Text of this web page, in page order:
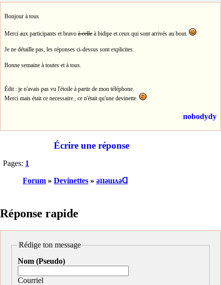
Bonjour à tous
Merci aux participants et bravo à celle à bidipe et ceux qui sont arrivés au bout.
Je ne détaille pas, les réponses ci-dessus sont explicites.
Bonne semaine à toutes et à tous.
Édit : je n'avais pas vu l'étoile à partir de mon téléphone.
Merci mais était ce necessaire , ce n'était qu'une devinette.
nobodydy
Écrire une réponse
Pages: 1
Forum » Devinettes » ǝʇʇǝuıʌǝᗡ
Réponse rapide
Rédige ton message
Nom (Pseudo)
Courriel